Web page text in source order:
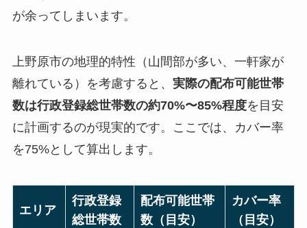
が余ってしまいます。
上野原市の地理的特性（山間部が多い、一軒家が
離れている）を考慮すると、 実際の配布可能世帯
数は行政登録総世帯数の約70%〜85%程度を目安
に計画するのが現実的です。ここでは、カバー率
を75%として算出します。
エリア
行政登録
総世帯数
配布可能世帯
数（目安）
カバー率
（目安）